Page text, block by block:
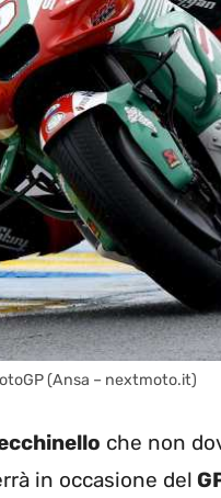
(Ansa – nextmoto.it)
che non
in occasione del